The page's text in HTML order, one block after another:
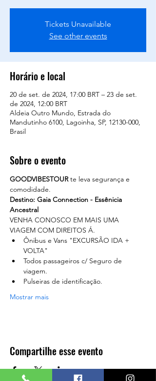
Tickets Unavailable
See other events
Horário e local
20 de set. de 2024, 17:00 BRT – 23 de set.
de 2024, 12:00 BRT
Aldeia Outro Mundo, Estrada do
Mandutinho 6100, Lagoinha, SP, 12130-000,
Brasil
Sobre o evento
GOODVIBESTOUR te leva segurança e
comodidade.
Destino: Gaia Connection - Essênicia
Ancestral
VENHA CONOSCO EM MAIS UMA
VIAGEM COM DIREITOS Á.
Ônibus e Vans "EXCURSÃO IDA +
VOLTA"
Todos passageiros c/ Seguro de
viagem.
Pulseiras de identificação.
Mostrar mais
Compartilhe esse evento